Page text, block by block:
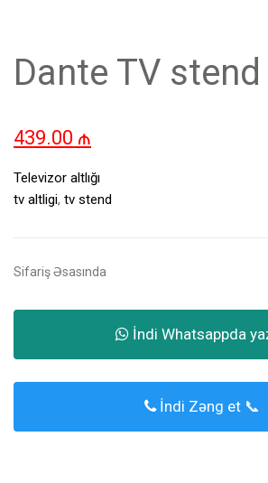
Dante TV stend
439.00 ₼
Televizor altlığı
tv altligi, tv stend
Sifariş Əsasında
İndi Whatsappda
İndi Zəng et 📞